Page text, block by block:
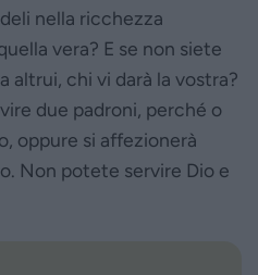
nella ricchezza
vera? E se non siete
altrui, chi vi darà la vostra?
due padroni, perché o
oppure si affezionerà
Non potete servire Dio e